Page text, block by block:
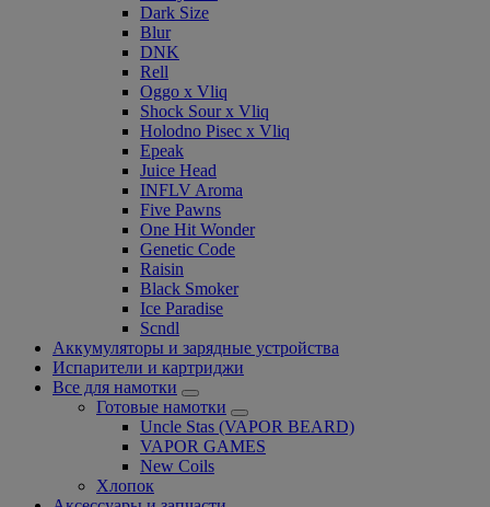
Dark Size
Blur
DNK
Rell
Oggo x Vliq
Shock Sour x Vliq
Holodno Pisec x Vliq
Epeak
Juice Head
INFLV Aroma
Five Pawns
One Hit Wonder
Genetic Code
Raisin
Black Smoker
Ice Paradise
Scndl
Аккумуляторы и зарядные устройства
Испарители и картриджи
Все для намотки
Готовые намотки
Uncle Stas (VAPOR BEARD)
VAPOR GAMES
New Coils
Хлопок